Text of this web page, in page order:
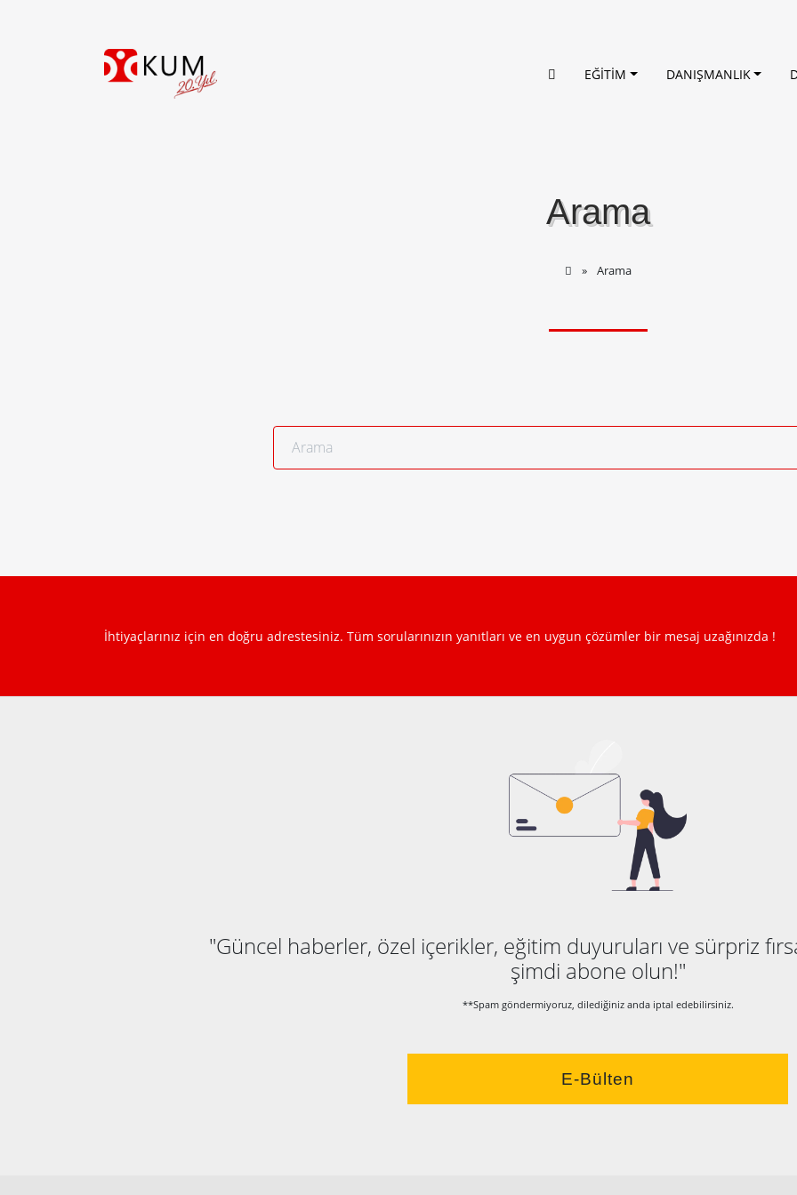
EĞİTİM DANIŞMANLIK
Arama
Arama
İhtiyaçlarınız için en doğru adrestesiniz. Tüm sorularınızın yanıtları ve en uygun çözümler bir mesaj uzağınızda !
"Güncel haberler, özel içerikler, eğitim duyuruları ve sürpriz
şimdi abone olun!"
**Spam göndermiyoruz, dilediğiniz anda iptal edebilirsiniz.
E-Bülten